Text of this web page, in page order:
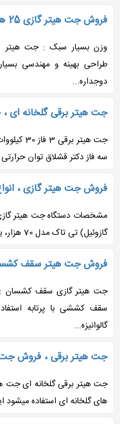
فروش جت هیتر گازی 25 هزار ، جت فن
وزن بسیار سبک : جت هیتر
طراحی بهینه و مهندسی
دوجداره...
جت هیتر برقی گلخانه ای
سه فاز دکتر قشلاق توان حرارتی 30 کیلووات برای گرمایش...
فروش جت هیتر گازی ،
مشخصات دستگاه جت هیتر
گازوئیل) تی تاک مدل 70 هزار، یک سیستم گرمایشی قدرتمند...
فروش جت هیتر سقف کشسان
جت هیتر گازی سقف کشسان
سقف کششی با پرتابه
گالوانیزه...
جت هیتر برقی ، فروش
جت هیتر برقی گلخانه ای جت
های گلخانه ای استفاده